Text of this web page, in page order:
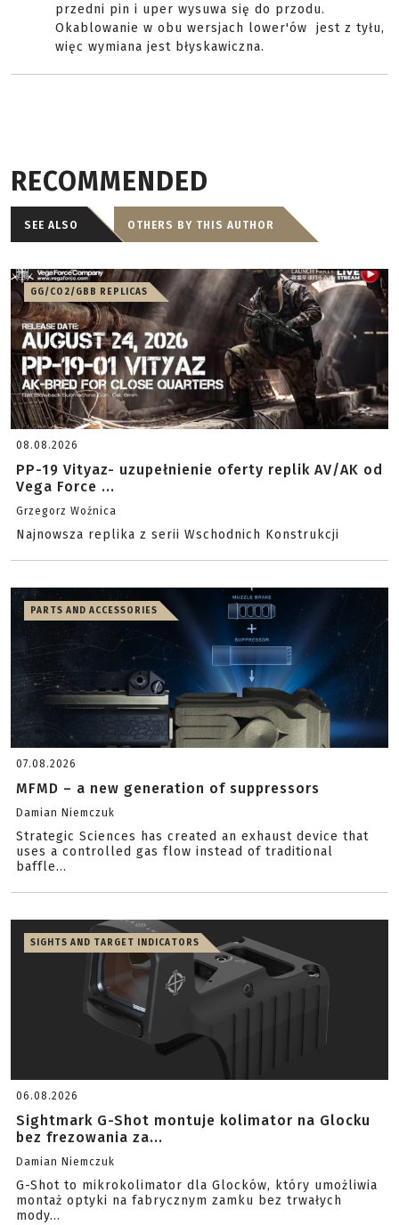
przedni pin i uper wysuwa się do przodu.
Okablowanie w obu wersjach lower'ów jest z tyłu,
więc wymiana jest błyskawiczna.
RECOMMENDED
SEE ALSO OTHERS BY THIS AUTHOR
GG/CO2/GBB REPLICAS
08.08.2026
PP-19 Vityaz- uzupełnienie oferty replik AV/AK od
Vega Force ...
Grzegorz Woźnica
Najnowsza replika z serii Wschodnich Konstrukcji
PARTS AND ACCESSORIES
07.08.2026
MFMD – a new generation of suppressors
Damian Niemczuk
Strategic Sciences has created an exhaust device that
uses a controlled gas flow instead of traditional
baffle...
SIGHTS AND TARGET INDICATORS
06.08.2026
Sightmark G-Shot montuje kolimator na Glocku
bez frezowania za...
Damian Niemczuk
G-Shot to mikrokolimator dla Glocków, który umożliwia
montaż optyki na fabrycznym zamku bez trwałych
mody...